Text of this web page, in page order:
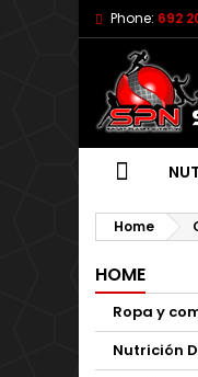
Phone: 692
Home
HOME
Ropa y
Nutrición